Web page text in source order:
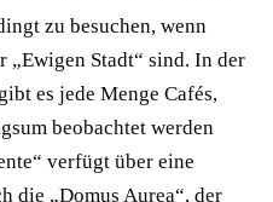
zu besuchen, wenn
„Ewigen Stadt“ sind. In der
es jede Menge Cafés,
beobachtet werden
verfügt über eine
die „Domus Aurea“, der